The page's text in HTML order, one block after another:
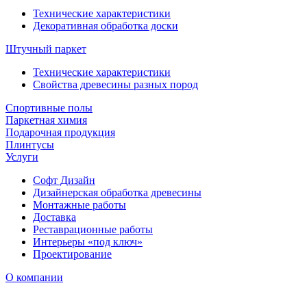
Технические характеристики
Декоративная обработка доски
Штучный паркет
Технические характеристики
Свойства древесины разных пород
Спортивные полы
Паркетная химия
Подарочная продукция
Плинтусы
Услуги
Софт Дизайн
Дизайнерская обработка древесины
Монтажные работы
Доставка
Реставрационные работы
Интерьеры «под ключ»
Проектирование
О компании